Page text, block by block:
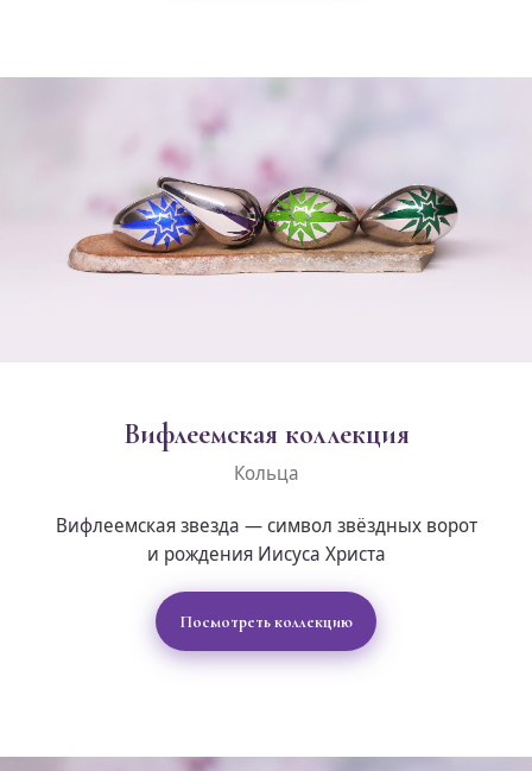
Вифлеемская коллекция
Кольца
Вифлеемская звезда — символ звёздных ворот
и рождения Иисуса Христа
Посмотреть коллекцию